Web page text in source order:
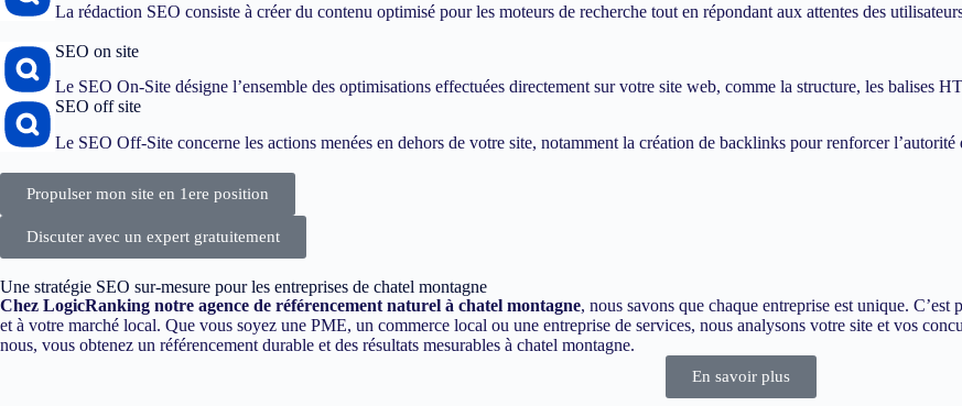
La rédaction SEO consiste à créer du contenu optimisé pour les moteurs de recherche tout en répondant aux attentes des
SEO on site
Le SEO On-Site désigne l’ensemble des optimisations effectuées directement sur votre site web, comme la structure, les balises
SEO off site
Le SEO Off-Site concerne les actions menées en dehors de votre site, notamment la création de backlinks pour renforcer l’autorité
Propulser mon site en 1ere position
Discuter avec un expert gratuitement
Une stratégie SEO sur-mesure pour les entreprises de chatel montagne
Chez LogicRanking notre agence de référencement naturel à chatel montagne, nous savons que chaque entreprise est unique.
et à votre marché local. Que vous soyez une PME, un commerce local ou une entreprise de services, nous analysons votre site et vos
nous, vous obtenez un référencement durable et des résultats mesurables à chatel montagne.
En savoir plus